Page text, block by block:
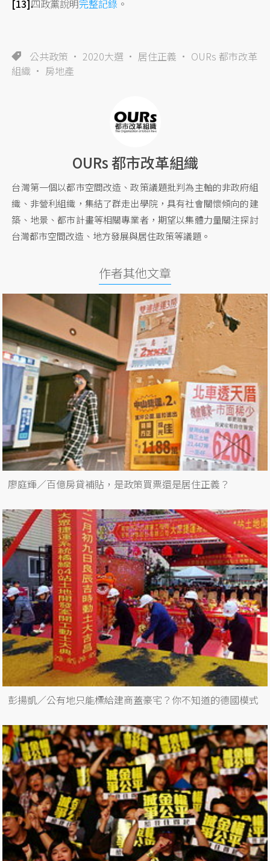
四政黨說明完整記錄 。
公共政策 2020大選 居住正義
OURs 都市改革
組織
房地產
OURs 都市改革組織
台灣第一個以都市空間改造、政策議題批判為主軸的非政府組
織、非營利組織，集結了群走出學院，具有社會關懷傾向的建
築、地景、都市計畫等相關專業者，期望以集體力量關注探討
台灣都市空間改造、地方發展與居住政策等議題。
作者其他文章
廖庭輝／百億房貸補貼，是政策買票還是居住正義？
彭揚凱／公有地只能標給建商蓋豪宅？你不知道的德國模式